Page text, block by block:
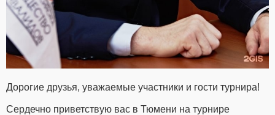
Дорогие друзья, уважаемые участники и гости турнира!
Сердечно приветствую вас в Тюмени на турнире